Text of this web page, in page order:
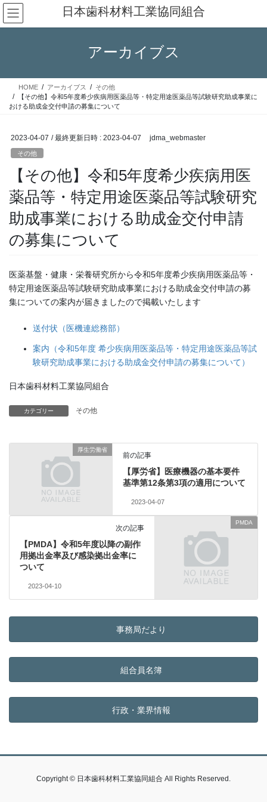
コ
ン
テ
ス
ナ
ビ
ゲ
ン
日本歯科材料工業協同組合
アーカイブス
HOME アーカイブス
その他
【その他】令和5年度希少疾病用医薬品等・特定用途医薬品等試験研究助成事業に
おける助成金交付申請の募集について
2023-04-07 / 最終更新日時 : 2023-04-07 jdma_webmaster
その他
【その他】令和5年度希少疾病用医
薬品等・特定用途医薬品等試験研究
助成事業における助成金交付申請
の募集について
医薬基盤・健康・栄養研究所から令和5年度希少疾病用医薬品等・
特定用途医薬品等試験研究助成事業における助成金交付申請の募
集についての案内が届きましたので掲載いたします
送付状（医機連総務部）
案内（令和5年度 希少疾病用医薬品等・特定用途医薬品等試
験研究助成事業における助成金交付申請の募集について）
日本歯科材料工業協同組合
カテゴリー その他
厚生労働省
前の記事
【厚労省】医療機器の基本要件
基準第12条第3項の適用について
2023-04-07
PMDA
次の記事
【PMDA】令和5年度以降の副作
用拠出金率及び感染拠出金率に
ついて
2023-04-10
事務局だより
組合員名簿
行政・業界情報
Copyright © 日本歯科材料工業協同組合 All Rights Reserved.